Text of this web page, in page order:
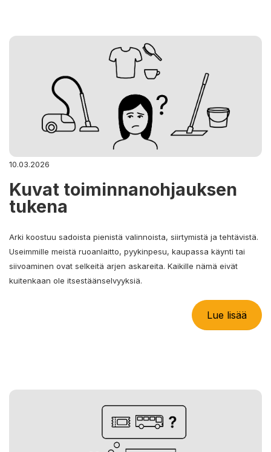
10.03.2026
Kuvat toiminnanohjauksen
tukena
Arki koostuu sadoista pienistä valinnoista, siirtymistä ja tehtävistä.
Useimmille meistä ruoanlaitto, pyykinpesu, kaupassa käynti tai
siivoaminen ovat selkeitä arjen askareita. Kaikille nämä eivät
kuitenkaan ole itsestäänselvyyksiä.
Lue lisää